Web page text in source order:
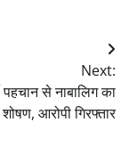
Next:
पहचान से नाबालिग का
शोषण, आरोपी गिरफ्तार